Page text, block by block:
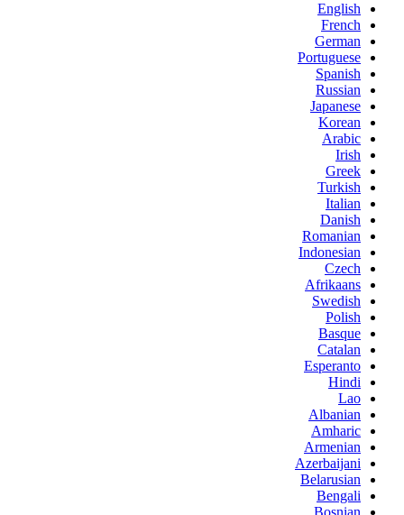
English
French
German
Portuguese
Spanish
Russian
Japanese
Korean
Arabic
Irish
Greek
Turkish
Italian
Danish
Romanian
Indonesian
Czech
Afrikaans
Swedish
Polish
Basque
Catalan
Esperanto
Hindi
Lao
Albanian
Amharic
Armenian
Azerbaijani
Belarusian
Bengali